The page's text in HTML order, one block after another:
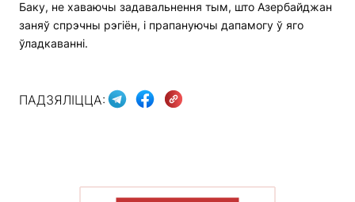
Баку, не хаваючы задавальнення тым, што Азербайджан
заняў спрэчны рэгіён, і прапануючы дапамогу ў яго
ўладкаванні.
ПАДЗЯЛІЦЦА: